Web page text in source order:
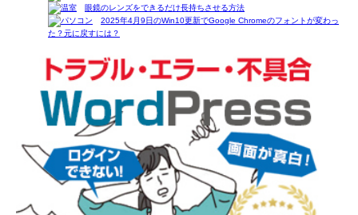
眼鏡のレンズをできるだけ長持ちさせる方法
2025年4月9日のWin10更新でGoogle Chromeのフォントが変わっ
た？元に戻すには？